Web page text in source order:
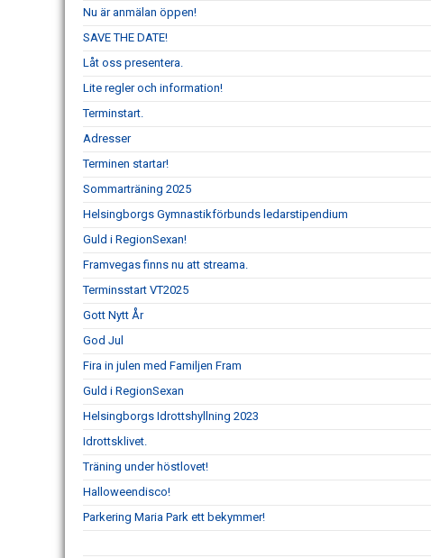
Nu är anmälan öppen!
SAVE THE DATE!
Låt oss presentera.
Lite regler och information!
Terminstart.
Adresser
Terminen startar!
Sommarträning 2025
Helsingborgs Gymnastikförbunds ledarstipendium
Guld i RegionSexan!
Framvegas finns nu att streama.
Terminsstart VT2025
Gott Nytt År
God Jul
Fira in julen med Familjen Fram
Guld i RegionSexan
Helsingborgs Idrottshyllning 2023
Idrottsklivet.
Träning under höstlovet!
Halloweendisco!
Parkering Maria Park ett bekymmer!